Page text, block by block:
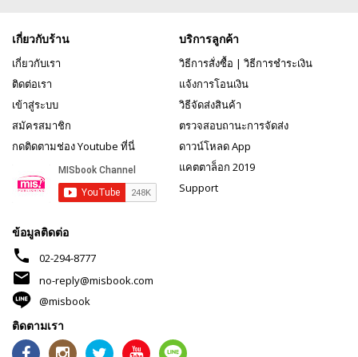
เกี่ยวกับร้าน
เกี่ยวกับเรา
ติดต่อเรา
เข้าสู่ระบบ
สมัครสมาชิก
กดติดตามช่อง Youtube ที่นี่
บริการลูกค้า
วิธีการสั่งซื้อ | วิธีการชำระเงิน
แจ้งการโอนเงิน
วิธีจัดส่งสินค้า
ตรวจสอบถานะการจัดส่ง
ดาวน์โหลด App
แคตตาล็อก 2019
Support
ข้อมูลติดต่อ
phone 02-294-8777
mail
no-reply@misbook.com
@misbook
ติดตามเรา